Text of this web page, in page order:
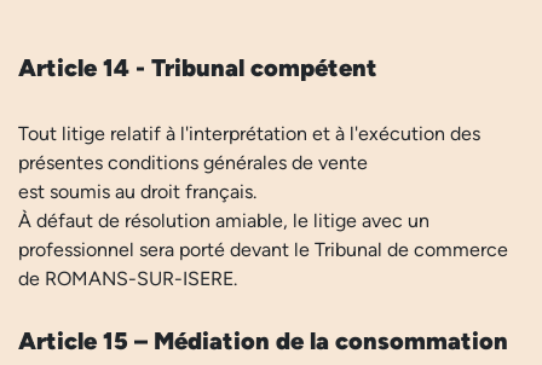
Article 14 - Tribunal compétent
Tout litige relatif à l'interprétation et à l'exécution des
présentes conditions générales de vente
est soumis au droit français.
À défaut de résolution amiable, le litige avec un
professionnel sera porté devant le Tribunal de commerce
de ROMANS-SUR-ISERE.
Article 15 – Médiation de la consommation